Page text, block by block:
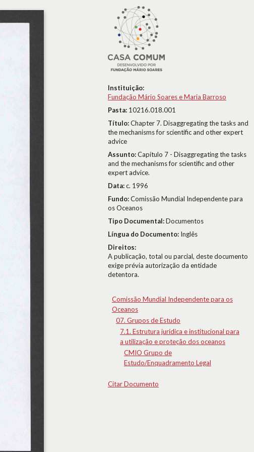
Instituição:
Fundação Mário Soares e Maria Barroso
Pasta: 10216.018.001
Título:Chapter 7. Disaggregating the tasks and
the mechanisms for scientific and other expert
advice
Assunto:Capítulo 7 - Disaggregating the tasks
and the mechanisms for scientific and other
expert advice.
Data:c. 1996
Fundo:Comissão Mundial Independente para
os Oceanos
Tipo Documental:Documentos
Língua do Documento: Inglês
Direitos:
A publicação, total ou parcial, deste documento
exige prévia autorização da entidade
detentora.
Comissão Mundial Independente para os
Oceanos
07. Grupos de Estudo
7.1. Estrutura jurídica e institucional para
a utilização e proteção dos oceanos
CMIO Grupo de
Estudo/Enquadramento Legal
Citar Documento